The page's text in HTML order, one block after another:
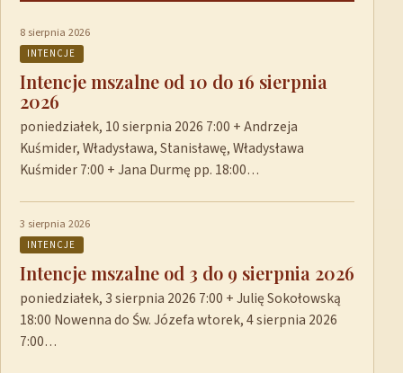
8 sierpnia 2026
INTENCJE
Intencje mszalne od 10 do 16 sierpnia
2026
poniedziałek, 10 sierpnia 2026 7:00 + Andrzeja
Kuśmider, Władysława, Stanisławę, Władysława
Kuśmider 7:00 + Jana Durmę pp. 18:00…
3 sierpnia 2026
INTENCJE
Intencje mszalne od 3 do 9 sierpnia 2026
poniedziałek, 3 sierpnia 2026 7:00 + Julię Sokołowską
18:00 Nowenna do Św. Józefa wtorek, 4 sierpnia 2026
7:00…